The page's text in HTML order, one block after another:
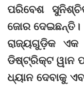
ପରିବେଶ
ଜୋର ଦେଇଛନ୍ତି।
ରାଜ୍ୟଗୁଡ଼ିକ ଏକ
ଡିଷ୍ଟ୍ରିକ୍ଟ ୱାନ
ଧ୍ୟାନ ଦେବାକୁ